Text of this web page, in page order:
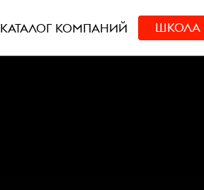
КАТАЛОГ КОМПАНИЙ ШКОЛА